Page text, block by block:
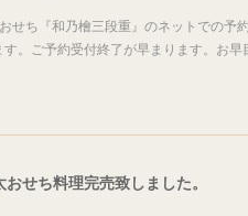
ち『和乃檜三段重』のネットでの予
。ご予約受付終了が早まります。お
せち料理完売致しました。